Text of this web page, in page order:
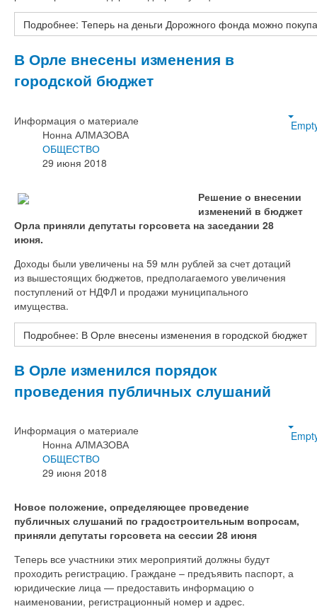
Подробнее: Теперь на деньги Дорожного фонда можно
В Орле внесены изменения в
городской бюджет
Информация о материале
Нонна АЛМАЗОВА
ОБЩЕСТВО
29 июня 2018
Решение о внесении
изменений в бюджет
Орла приняли депутаты горсовета на заседании 28
июня.
Доходы были увеличены на 59 млн рублей за счет дотаций
из вышестоящих бюджетов, предполагаемого увеличения
поступлений от НДФЛ и продажи муниципального
имущества.
Подробнее: В Орле внесены изменения в городской бюджет
В Орле изменился порядок
проведения публичных слушаний
Информация о материале
Нонна АЛМАЗОВА
ОБЩЕСТВО
29 июня 2018
Новое положение, определяющее проведение
публичных слушаний по градостроительным вопросам,
приняли депутаты горсовета на сессии 28 июня
Теперь все участники этих мероприятий должны будут
проходить регистрацию. Граждане – предъявить паспорт, а
юридические лица — предоставить информацию о
наименовании, регистрационный номер и адрес.